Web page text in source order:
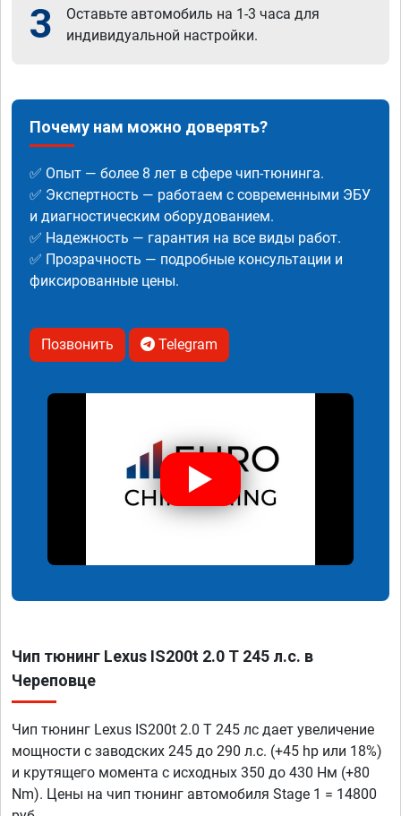
3
Оставьте автомобиль на 1-3 часа для
индивидуальной настройки.
Почему нам можно доверять?
✅ Опыт — более 8 лет в сфере чип-тюнинга.
✅ Экспертность — работаем с современными ЭБУ
и диагностическим оборудованием.
✅ Надежность — гарантия на все виды работ.
✅ Прозрачность — подробные консультации и
фиксированные цены.
Позвонить Telegram
Чип тюнинг Lexus IS200t 2.0 T 245 л.с. в
Череповце
Чип тюнинг Lexus IS200t 2.0 T 245 лс дает увеличение
мощности с заводских 245 до 290 л.с. (+45 hp или 18%)
и крутящего момента с исходных 350 до 430 Нм (+80
Nm). Цены на чип тюнинг автомобиля Stage 1 = 14800